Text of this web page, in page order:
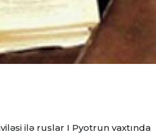
ilə ruslar I Pyotrun vaxtında